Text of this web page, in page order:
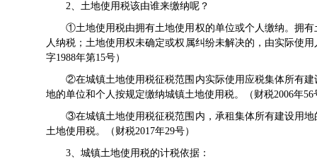
2、土地使用税该由谁来缴纳呢？
①土地使用税由拥有土地使用权的单位或个人缴纳。拥
人纳税；土地使用权未确定或权属纠纷未解决的，由实际使
字1988年第15号）
②在城镇土地使用税征税范围内实际使用应税集体所有
地的单位和个人按规定缴纳城镇土地使用税。（财税2006年56
③在城镇土地使用税征税范围内，承租集体所有建设用
土地使用税。（财税2017年29号）
3、城镇土地使用税的计税依据：